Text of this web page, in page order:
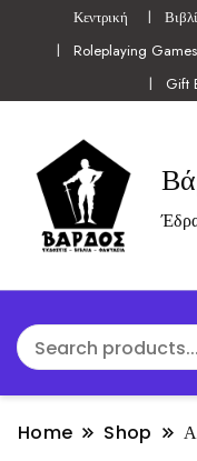
Κεντρική
Roleplaying Games
Gift
Home Shop